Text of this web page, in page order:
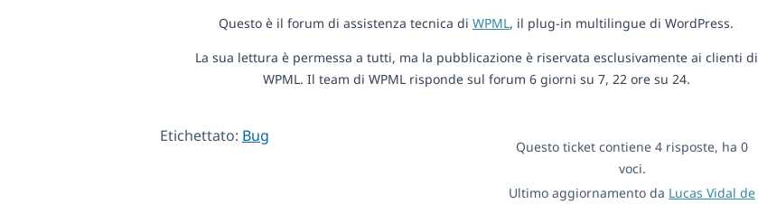
Questo è il forum di assistenza tecnica di WPML, il plug-in multilingue di WordPress.
La sua lettura è permessa a tutti, ma la pubblicazione è riservata esclusivamente ai clienti di
WPML. Il team di WPML risponde sul forum 6 giorni su 7, 22 ore su 24.
Etichettato: Bug
Questo ticket contiene 4 risposte, ha 0
voci.
Ultimo aggiornamento da Lucas Vidal de